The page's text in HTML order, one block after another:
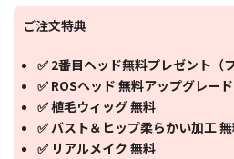
ご注文特典
✅ 2番目ヘッド無料プレゼント（
✅ ROSヘッド 無料アップグレード
✅ 植毛ウィッグ 無料
✅ バスト＆ヒップ柔らかい加工
✅ リアルメイク 無料